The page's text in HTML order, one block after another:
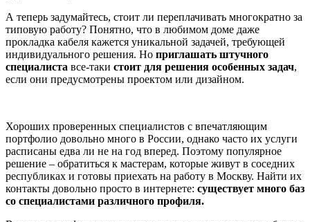
А теперь задумайтесь, стоит ли переплачивать многократно за
типовую работу? Понятно, что в любимом доме даже
прокладка кабеля кажется уникальной задачей, требующей
индивидуального решения. Но приглашать штучного
специалиста все-таки стоит для решения особенных задач,
если они предусмотрены проектом или дизайном.
Хороших проверенных специалистов с впечатляющим
портфолио довольно много в России, однако часто их услуги
расписаны едва ли не на год вперед. Поэтому популярное
решение – обратиться к мастерам, которые живут в соседних
республиках и готовы приехать на работу в Москву. Найти их
контакты довольно просто в интернете: существует много баз
со специалистами различного профиля.